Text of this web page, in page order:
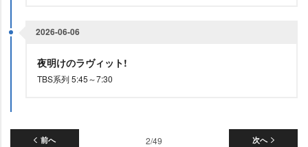
2026-06-06
夜明けのラヴィット!
TBS系列 5:45～7:30
前へ 次へ
2/49